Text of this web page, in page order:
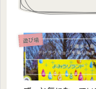
遊び場